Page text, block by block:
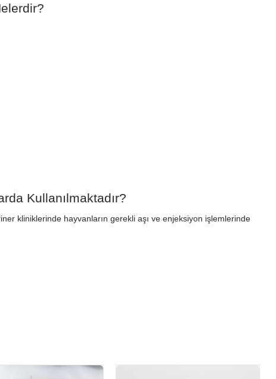
Kullanılmaktadır?
kliniklerinde hayvanların gerekli aşı ve enjeksiyon işlemlerinde